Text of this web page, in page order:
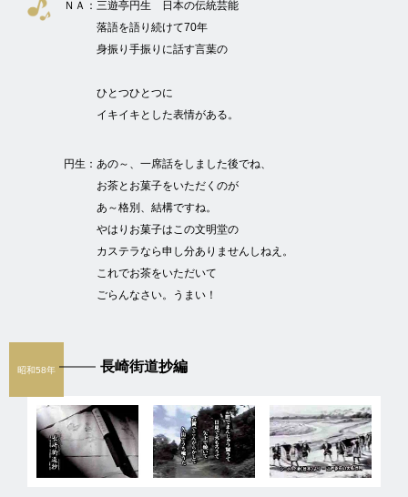
ＮＡ： 三遊亭円生 日本の伝統芸能
落語を語り続けて70年
身振り手振りに話す言葉の
ひとつひとつに
イキイキとした表情がある。
円生： あの～、一席話をしました後でね、
お茶とお菓子をいただくのが
あ～格別、結構ですね。
やはりお菓子はこの文明堂の
カステラなら申し分ありませんしねえ。
これでお茶をいただいて
ごらんなさい。うまい！
昭和58年 長崎街道抄編